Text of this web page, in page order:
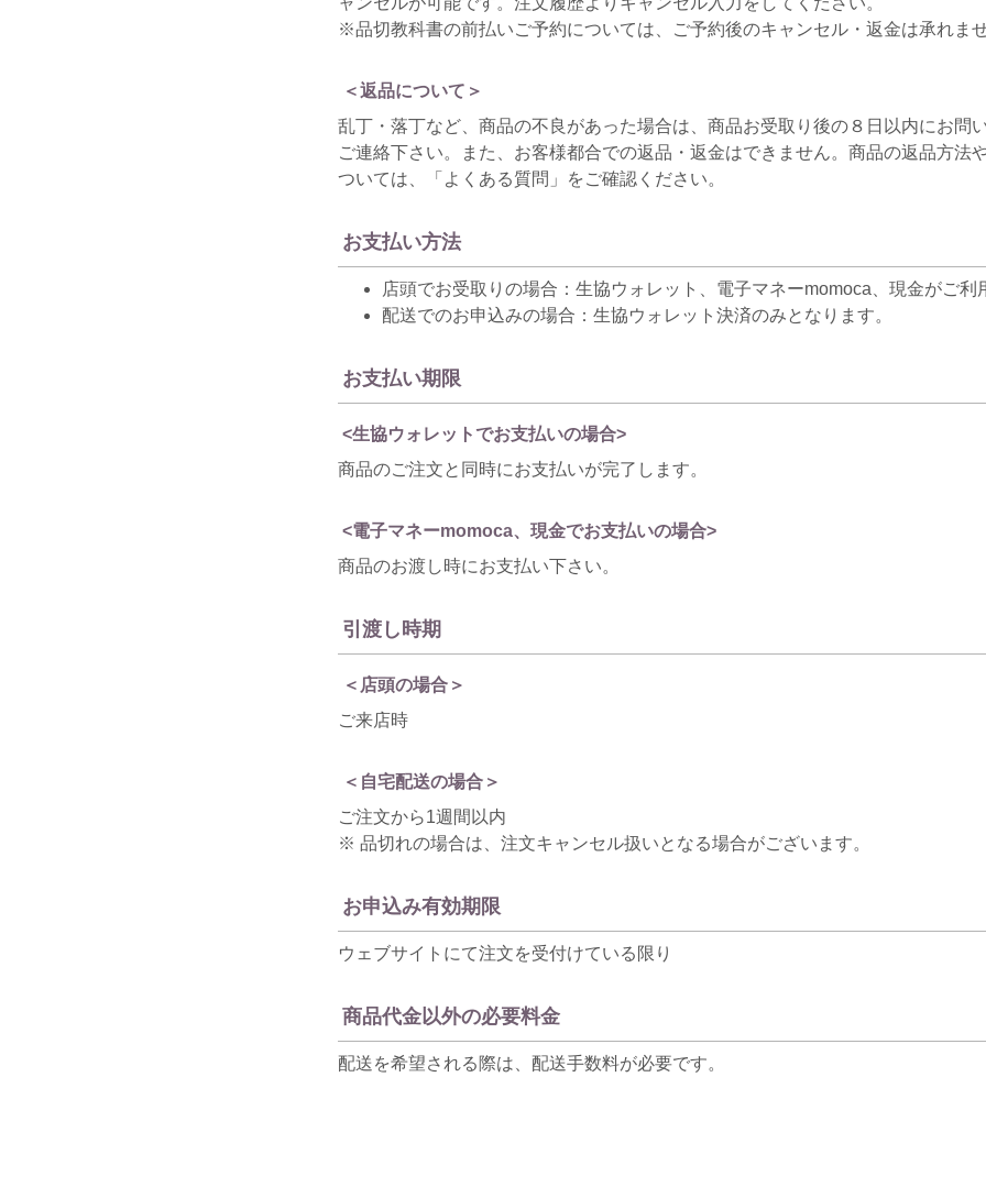
※品切教科書の前払いご予約については、ご予約後のキャンセル・返金は承れませ
＜返品について＞
乱丁・落丁など、商品の不良があった場合は、商品お受取り後の８日以内にお問
ご連絡下さい。また、お客様都合での返品・返金はできません。商品の返品方法
ついては、「よくある質問」をご確認ください。
お支払い方法
店頭でお受取りの場合：生協ウォレット、電子マネーmomoca、現金がご利
配送でのお申込みの場合：生協ウォレット決済のみとなります。
お支払い期限
<生協ウォレットでお支払いの場合>
商品のご注文と同時にお支払いが完了します。
<電子マネーmomoca、現金でお支払いの場合>
商品のお渡し時にお支払い下さい。
引渡し時期
＜店頭の場合＞
ご来店時
＜自宅配送の場合＞
ご注文から1週間以内
※ 品切れの場合は、注文キャンセル扱いとなる場合がございます。
お申込み有効期限
ウェブサイトにて注文を受付けている限り
商品代金以外の必要料金
配送を希望される際は、配送手数料が必要です。